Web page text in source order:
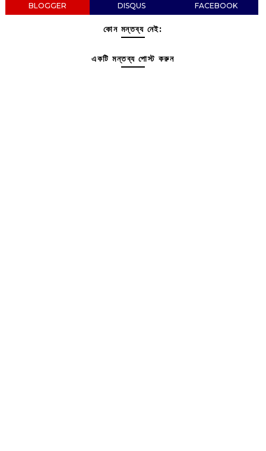
BLOGGER DISQUS FACEBOOK
কোন মন্তব্য নেই:
একটি মন্তব্য পোস্ট করুন